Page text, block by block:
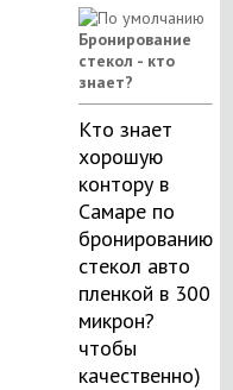
Бронирование
стекол - кто
знает?
Кто знает
хорошую
контору в
Самаре по
бронированию
стекол авто
пленкой в 300
микрон?
чтобы
качественно)